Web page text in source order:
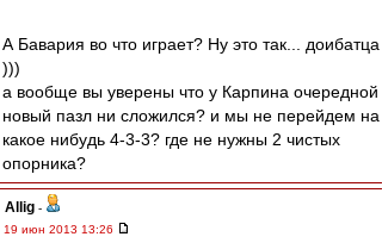
А Бавария во что играет? Ну это так... доибатца
)))
а вообще вы уверены что у Карпина очередной
новый пазл ни сложился? и мы не перейдем на
какое нибудь 4-3-3? где не нужны 2 чистых
опорника?
Allig -
19 июн 2013 13:26